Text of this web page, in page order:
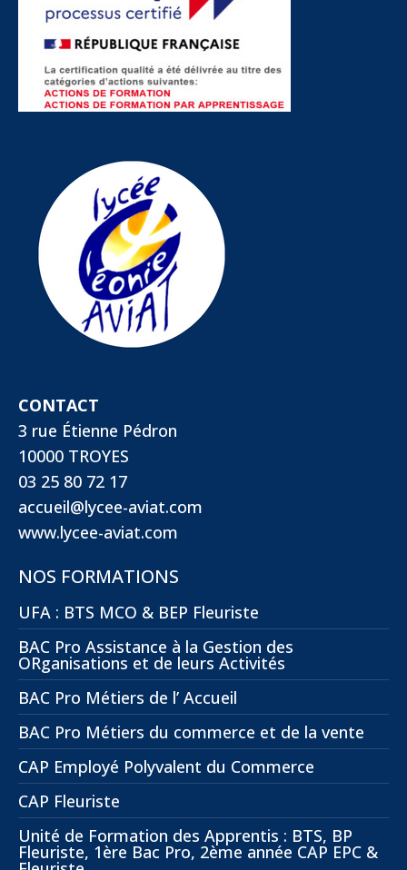
CONTACT
3 rue Étienne Pédron
10000 TROYES
03 25 80 72 17
accueil@lycee-aviat.com
www.lycee-aviat.com
NOS FORMATIONS
UFA : BTS MCO & BEP Fleuriste
BAC Pro Assistance à la Gestion des
ORganisations et de leurs Activités
BAC Pro Métiers de l’ Accueil
BAC Pro Métiers du commerce et de la vente
CAP Employé Polyvalent du Commerce
CAP Fleuriste
Unité de Formation des Apprentis : BTS, BP
Fleuriste, 1ère Bac Pro, 2ème année CAP EPC &